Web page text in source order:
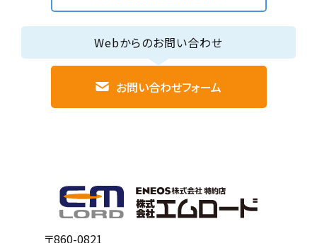
Webからのお問い合わせ
お問い合わせフォーム
〒860-0821